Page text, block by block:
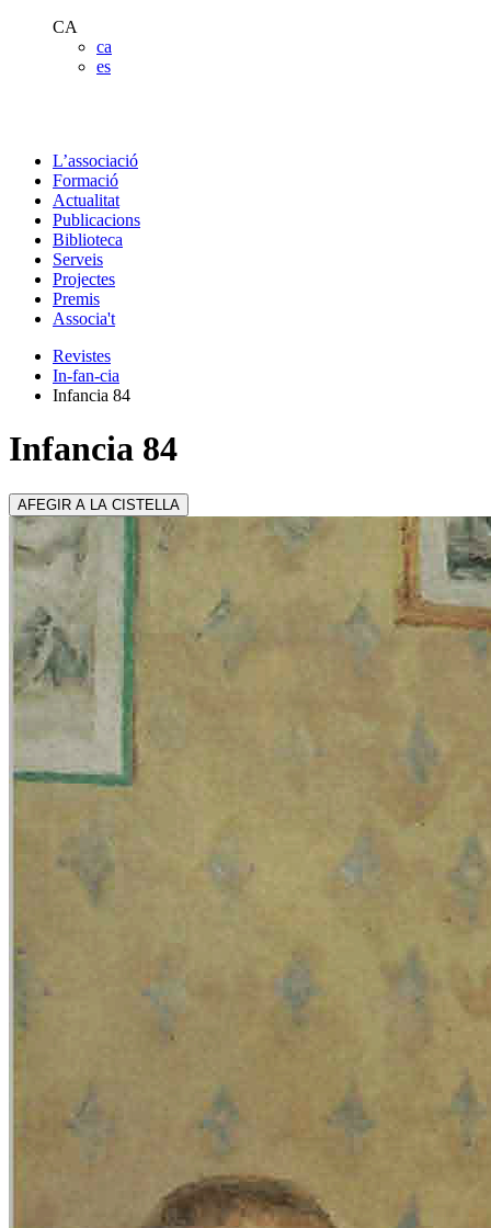
CA
ca
es
L’associació
Formació
Actualitat
Publicacions
Biblioteca
Serveis
Projectes
Premis
Associa't
Revistes
In-fan-cia
Infancia 84
Infancia 84
AFEGIR A LA CISTELLA